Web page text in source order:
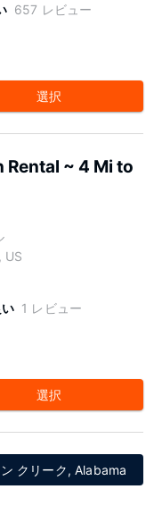
657 レビュー
選択
Rental ~ 4 Mi to
US
1 レビュー
選択
クリーク, Alabama